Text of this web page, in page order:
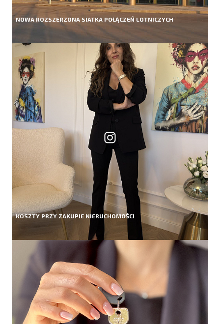
NOWA ROZSZERZONA SIATKA POŁĄCZEŃ LOTNICZYCH
KOSZTY PRZY ZAKUPIE NIERUCHOMOŚCI